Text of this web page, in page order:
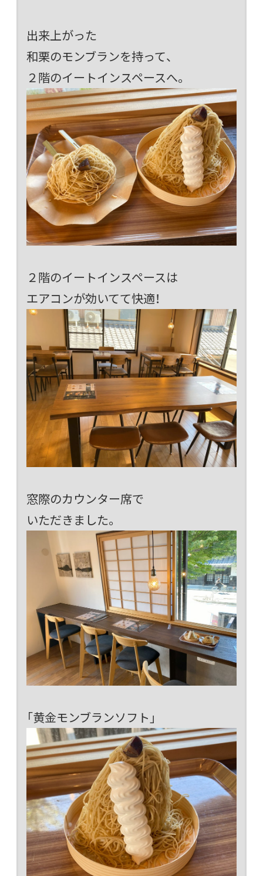
出来上がった
和栗のモンブランを持って、
２階のイートインスペースへ。
２階のイートインスペースは
エアコンが効いてて快適！
窓際のカウンター席で
いただきました。
「黄金モンブランソフト」